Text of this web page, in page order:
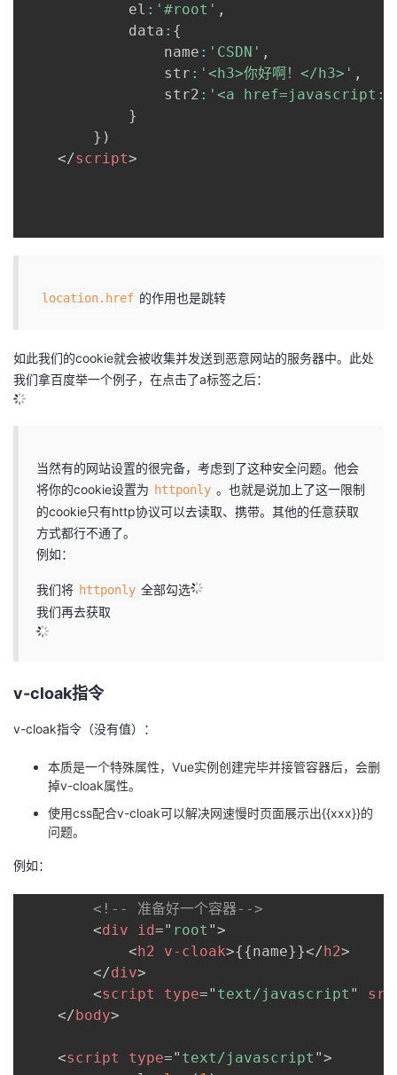
			el
: '#root' ,
			data
: {
				name
: 'CSDN' ,
				str
: '<h3>你好啊！</h3>' ,
				str2
: '<a
}
} )
</script>
location.href 的作用也是跳转
如此我们的cookie就会被收集并发送到恶意网站的服务器中。此处
我们拿百度举一个例子，在点击了a标签之后：
当然有的网站设置的很完备，考虑到了这种安全问题。他会
将你的cookie设置为 httponly 。也就是说加上了这一限制
的cookie只有http协议可以去读取、携带。其他的任意获取
方式都行不通了。
例如：
我们将 httponly 全部勾选
我们再去获取
v-cloak指令
v-cloak指令（没有值）：
本质是一个特殊属性，Vue实例创建完毕并接管容器后，会删
掉v-cloak属性。
使用css配合v-cloak可以解决网速慢时页面展示出{{xxx}}的
问题。
例如：
<!-- 准备好一个容器-->
<div id=" root ">
<h2 v-cloak>{{name}}</h2>
</div>
<script type=" text/javascript " src
</body>
<script type=" text/javascript ">